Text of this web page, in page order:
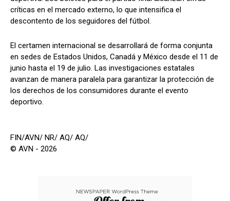
críticas en el mercado externo, lo que intensifica el
descontento de los seguidores del fútbol.
El certamen internacional se desarrollará de forma conjunta
en sedes de Estados Unidos, Canadá y México desde el 11 de
junio hasta el 19 de julio. Las investigaciones estatales
avanzan de manera paralela para garantizar la protección de
los derechos de los consumidores durante el evento
deportivo.
FIN/AVN/ NR/ AQ/ AQ/
© AVN - 2026